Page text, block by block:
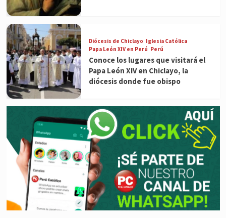
Diócesis de Chiclayo Iglesia Católica
Papa León XIV en Perú Perú
Conoce los lugares que visitará el
Papa León XIV en Chiclayo, la
diócesis donde fue obispo